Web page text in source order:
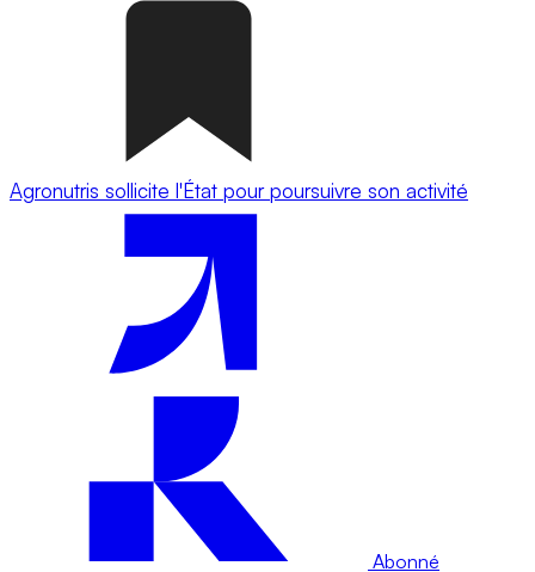
Agronutris sollicite l'État pour poursuivre son activité
Abonné